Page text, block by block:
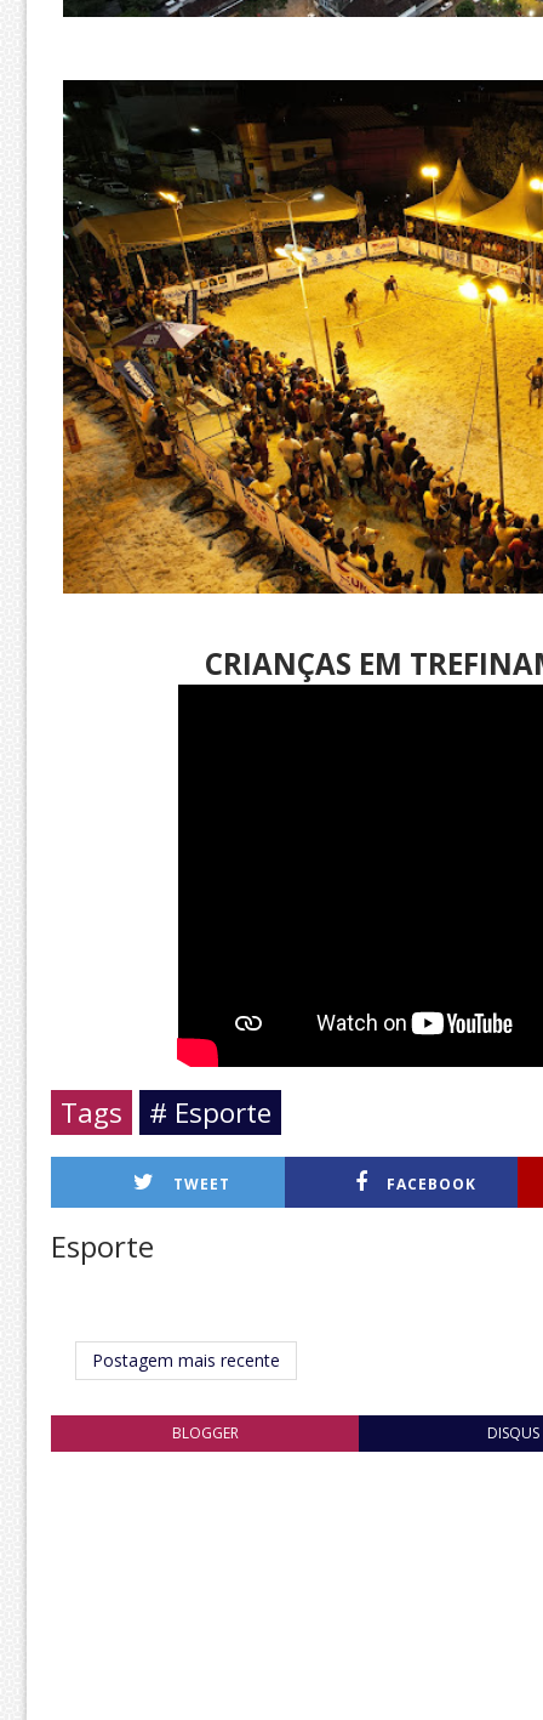
CRIANÇAS EM
Tags # Esporte
TWEET FACEBOOK
Esporte
Postagem mais recente
BLOGGER DISQUS